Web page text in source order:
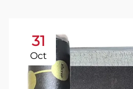
31
Oct